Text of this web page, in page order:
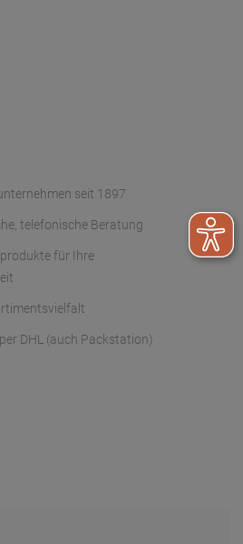
seit 1897
telefonische Beratung
für Ihre
DHL (auch Packstation)